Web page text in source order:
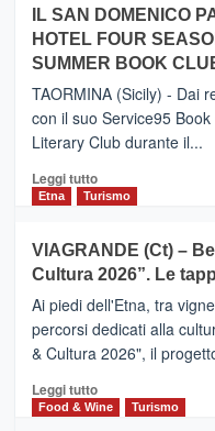
da
Neos
PIEDIMONTE
ETNEO
–
Meta
turistica
privilegiata
secondo
dati
di
Anche
la
Alcantara
nei
primi
nella
classifica
IL SAN DOMENICO
HOTEL FOUR
SUMMER BOOK
TAORMINA (Sicily) - Dai
con il suo Service95
Literary Club durante il...
Leggi tuttoLeggi
di
IL
SAN
DOMENICO
PALACE
TAORMINA,
UN
HOTEL
FOUR
Etna Turismo
VIAGRANDE (Ct) –
Cultura 2026”. Le
Ai piedi dell'Etna, tra
percorsi dedicati alla
& Cultura 2026", il
Leggi tuttoLeggi
di
Food & Wine Turismo